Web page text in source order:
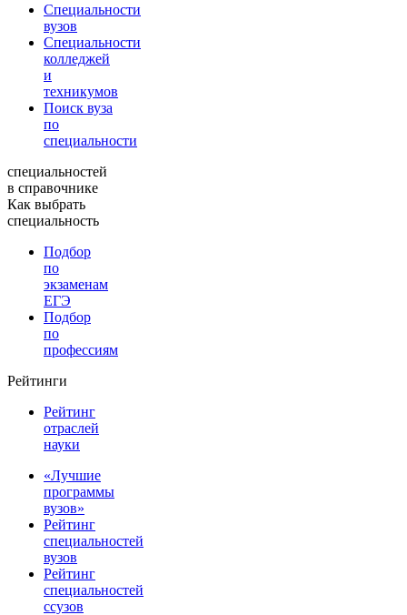
Специальности
вузов
Специальности
колледжей
и
техникумов
Поиск вуза
по
специальности
специальностей
в справочнике
Как выбрать
специальность
Подбор
по
экзаменам
ЕГЭ
Подбор
по
профессиям
Рейтинги
Рейтинг
отраслей
науки
«Лучшие
программы
вузов»
Рейтинг
специальностей
вузов
Рейтинг
специальностей
ссузов